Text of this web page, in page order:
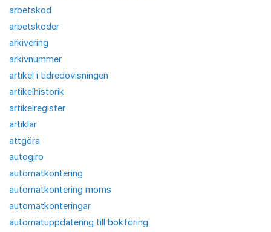
arbetskod
arbetskoder
arkivering
arkivnummer
artikel i tidredovisningen
artikelhistorik
artikelregister
artiklar
attgöra
autogiro
automatkontering
automatkontering moms
automatkonteringar
automatuppdatering till bokföring